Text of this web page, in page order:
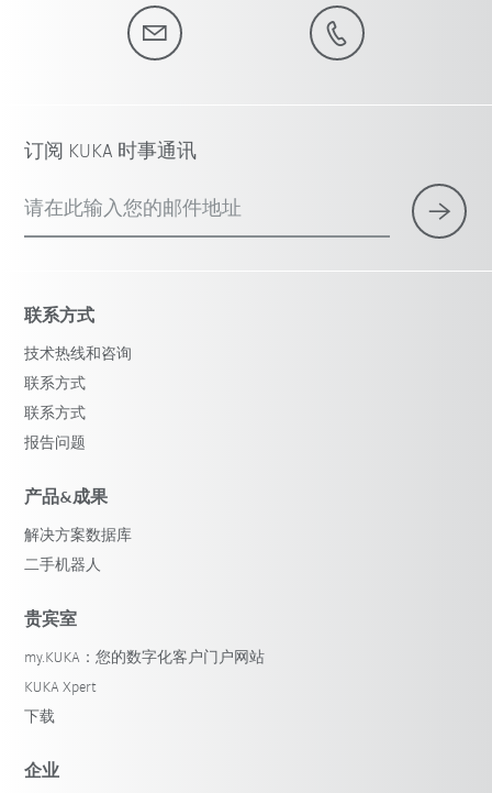
订阅 KUKA 时事通讯
请在此输入您的邮件地址
联系方式
技术热线和咨询
联系方式
联系方式
报告问题
产品&成果
解决方案数据库
二手机器人
贵宾室
my.KUKA：您的数字化客户门户网站
KUKA Xpert
下载
企业